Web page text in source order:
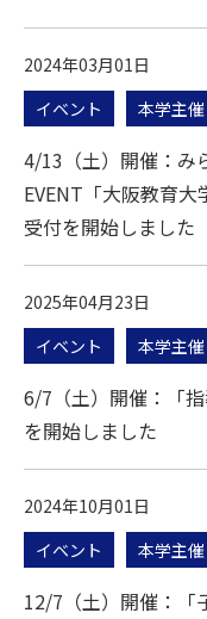
2024年03月01日
イベント
本学主催
4/13（土）開催：み
EVENT「大阪教育
受付を開始しました
2025年04月23日
イベント
本学主催
6/7（土）開催：「
を開始しました
2024年10月01日
イベント
本学主催
12/7（土）開催：「